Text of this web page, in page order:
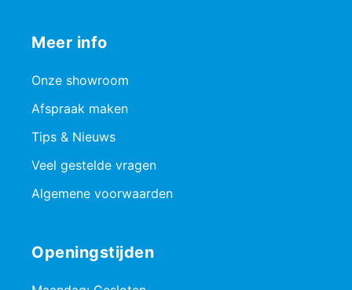
Meer info
Onze showroom
Afspraak maken
Tips & Nieuws
Veel gestelde vragen
Algemene voorwaarden
Openingstijden